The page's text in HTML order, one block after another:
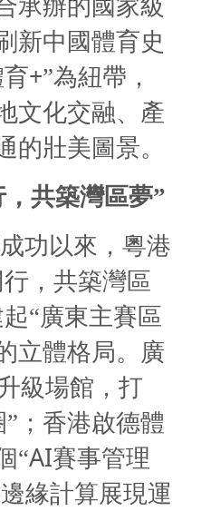
承辦的國家級
新中國體育史
+”為紐帶，
文化交融、產
的壯美圖景。
共築灣區夢”
功以來，粵港
，共築灣區
“廣東主賽區
立體格局。廣
級場館，打
；香港啟德體
“AI賽事管理
邊緣計算展現運